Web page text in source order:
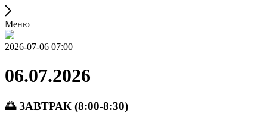
Меню
2026-07-06 07:00
06.07.2026
🌅 ЗАВТРАК (8:00-8:30)